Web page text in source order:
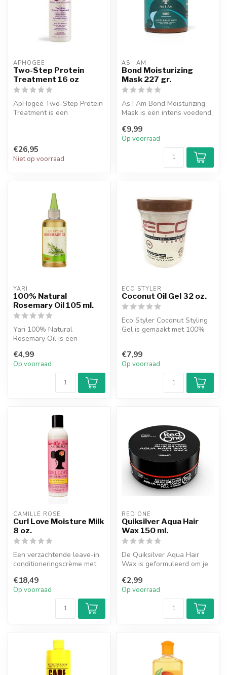
APHOGEE
Two-Step Protein
Treatment 16 oz
ApHogee Two-Step Protein
Treatment is een
€26,95
Niet op voorraad
AS I AM
Bond Moisturizing
Mask 227 gr.
As I Am Bond Moisturizing
Mask is een intens voedend,
dat...
€9,99
Op voorraad
YARI
100% Natural
Rosemary Oil 105 ml.
Yari 100% Natural
Rosemary Oil is een
die zowel h...
€4,99
Op voorraad
ECO STYLER
Coconut Oil Gel 32 oz.
Eco Styler Coconut Styling
Gel is gemaakt met 100%
€7,99
Op voorraad
CAMILLE ROSE
Curl Love Moisture Milk
8 oz.
Een verzachtende leave-in
conditioneringscrème met
macadamianoo...
€18,49
Op voorraad
RED ONE
Quiksilver Aqua Hair
Wax 150 ml.
De Quiksilver Aqua Hair
Wax is geformuleerd om je
geven m...
€2,99
Op voorraad